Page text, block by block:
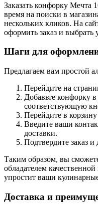
Заказать конфорку Мечта
время на поиски в
нескольких кликов. На
оформить заказ и выбрать
Шаги для
Предлагаем вам простой
Перейдите на
Добавьте конфорку
соответствующую
Перейдите в
Введите ваши
доставки.
Подтвердите заказ и
Таким образом, вы
обладателем
упростит ваши
Доставка и